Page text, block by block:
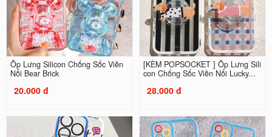
Ốp Lưng Silicon Chống Sốc Viền
Nổi Bear Brick
20.000 đ
[KÈM POPSOCKET ] Ốp Lưng Sili
con Chống Sốc Viền Nổi Lucky...
28.000 đ